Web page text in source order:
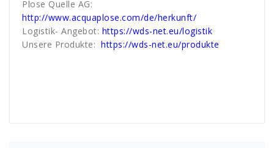
Plose Quelle AG:
http://www.acquaplose.com/de/herkunft/
Logistik- Angebot: https://wds-net.eu/logistik
Unsere Produkte: https://wds-net.eu/produkte